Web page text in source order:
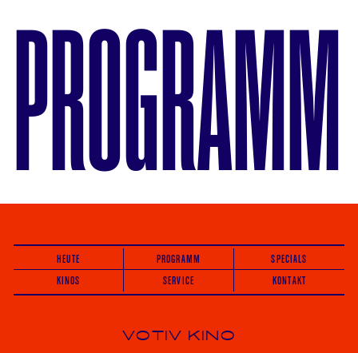
PROGRAMM
HEUTE PROGRAMM
SPECIALS
KINOS
SERVICE KONTAKT
VOTIV KINO